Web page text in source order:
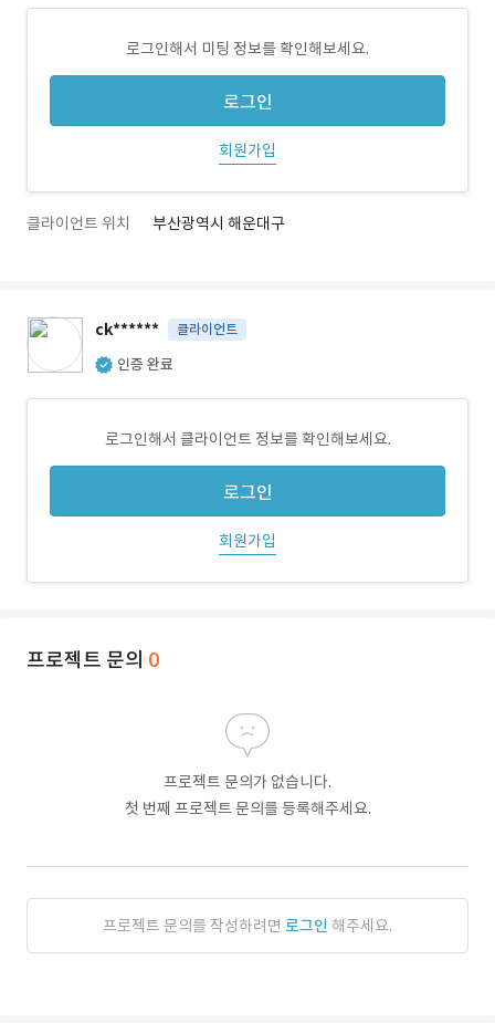
로그인해서 미팅 정보를 확인해보세요.
로그인
회원가입
클라이언트 위치 부산광역시 해운대구
ck****** 클라이언트
인증 완료
로그인해서 클라이언트 정보를 확인해보세요.
로그인
회원가입
프로젝트 문의 0
프로젝트 문의가 없습니다.
첫 번째 프로젝트 문의를 등록해주세요.
프로젝트 문의를 작성하려면 로그인 해주세요.